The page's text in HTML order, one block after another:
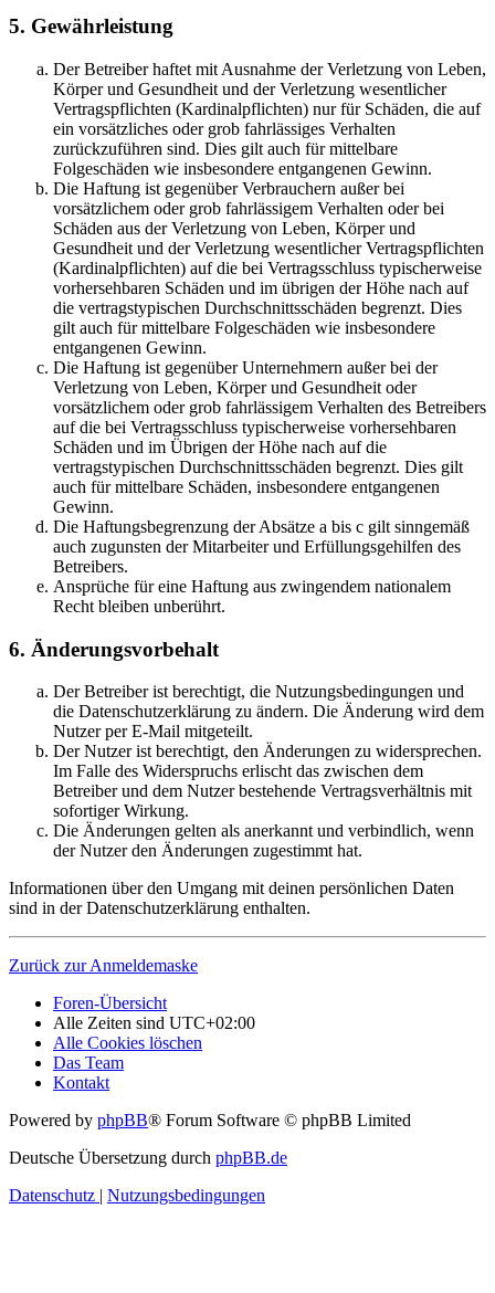
5. Gewährleistung
Der Betreiber haftet mit Ausnahme der Verletzung von Leben,
Körper und Gesundheit und der Verletzung wesentlicher
Vertragspflichten (Kardinalpflichten) nur für Schäden, die auf
ein vorsätzliches oder grob fahrlässiges Verhalten
zurückzuführen sind. Dies gilt auch für mittelbare
Folgeschäden wie insbesondere entgangenen Gewinn.
Die Haftung ist gegenüber Verbrauchern außer bei
vorsätzlichem oder grob fahrlässigem Verhalten oder bei
Schäden aus der Verletzung von Leben, Körper und
Gesundheit und der Verletzung wesentlicher Vertragspflichten
(Kardinalpflichten) auf die bei Vertragsschluss typischerweise
vorhersehbaren Schäden und im übrigen der Höhe nach auf
die vertragstypischen Durchschnittsschäden begrenzt. Dies
gilt auch für mittelbare Folgeschäden wie insbesondere
entgangenen Gewinn.
Die Haftung ist gegenüber Unternehmern außer bei der
Verletzung von Leben, Körper und Gesundheit oder
vorsätzlichem oder grob fahrlässigem Verhalten des Betreibers
auf die bei Vertragsschluss typischerweise vorhersehbaren
Schäden und im Übrigen der Höhe nach auf die
vertragstypischen Durchschnittsschäden begrenzt. Dies gilt
auch für mittelbare Schäden, insbesondere entgangenen
Gewinn.
Die Haftungsbegrenzung der Absätze a bis c gilt sinngemäß
auch zugunsten der Mitarbeiter und Erfüllungsgehilfen des
Betreibers.
Ansprüche für eine Haftung aus zwingendem nationalem
Recht bleiben unberührt.
6. Änderungsvorbehalt
Der Betreiber ist berechtigt, die Nutzungsbedingungen und
die Datenschutzerklärung zu ändern. Die Änderung wird dem
Nutzer per E-Mail mitgeteilt.
Der Nutzer ist berechtigt, den Änderungen zu widersprechen.
Im Falle des Widerspruchs erlischt das zwischen dem
Betreiber und dem Nutzer bestehende Vertragsverhältnis mit
sofortiger Wirkung.
Die Änderungen gelten als anerkannt und verbindlich, wenn
der Nutzer den Änderungen zugestimmt hat.
Informationen über den Umgang mit deinen persönlichen Daten
sind in der Datenschutzerklärung enthalten.
Zurück zur Anmeldemaske
Foren-Übersicht
Alle Zeiten sind UTC+02:00
Alle Cookies löschen
Das Team
Kontakt
Powered by phpBB® Forum Software © phpBB Limited
Deutsche Übersetzung durch phpBB.de
Datenschutz | Nutzungsbedingungen